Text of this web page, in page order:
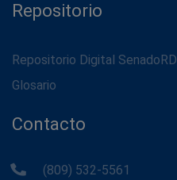
Repositorio
Repositorio Digital SenadoRD
Glosario
Contacto
(809) 532-5561